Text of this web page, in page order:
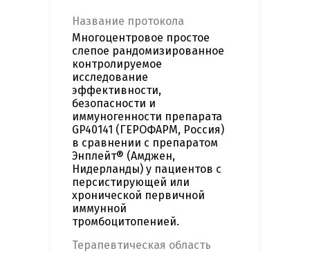
Название протокола
Многоцентровое простое
слепое рандомизированное
контролируемое
исследование
эффективности,
безопасности и
иммуногенности препарата
GP40141 (ГЕРОФАРМ, Россия)
в сравнении с препаратом
Энплейт® (Амджен,
Нидерланды) у пациентов с
персистирующей или
хронической первичной
иммунной
тромбоцитопенией.
Терапевтическая область